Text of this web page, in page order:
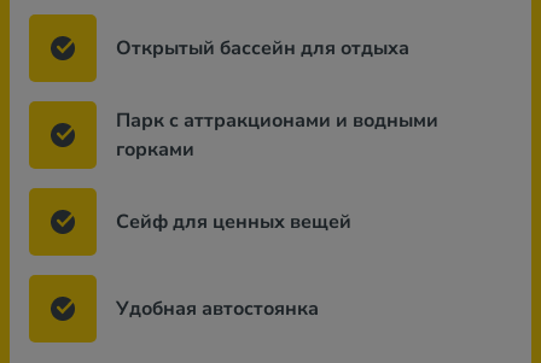
Открытый бассейн для отдыха
Парк с аттракционами и водными
горками
Сейф для ценных вещей
Удобная автостоянка